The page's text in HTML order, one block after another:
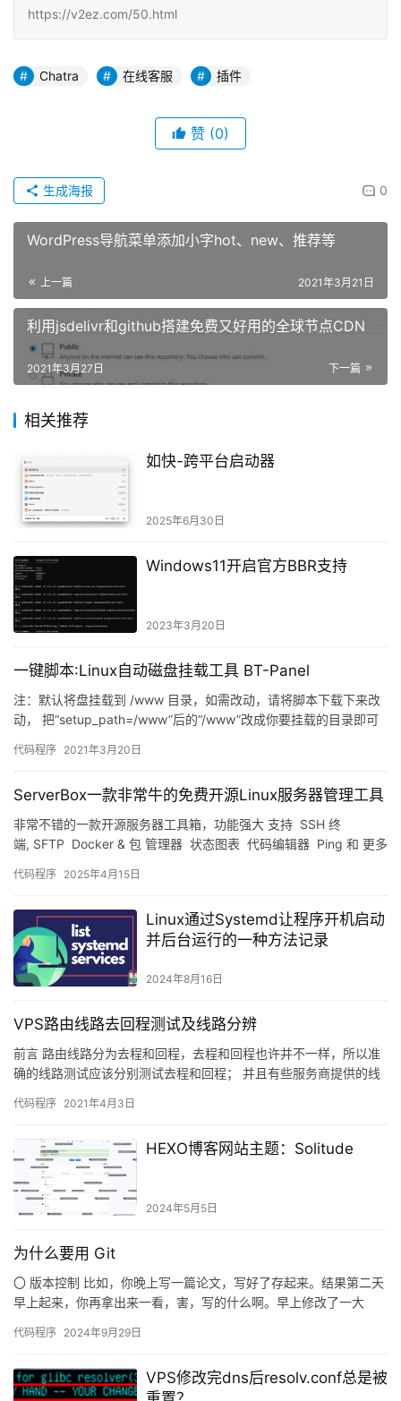
https://v2ez.com/50.html
Chatra 在线客服 插件
赞 (0)
0
生成海报
WordPress导航菜单添加小字hot、new、推荐等
上一篇 2021年3月21日
利用jsdelivr和github搭建免费又好用的全球节点CDN
下一篇
2021年3月27日
相关推荐
如快-跨平台启动器
2025年6月30日
Windows11开启官方BBR支持
2023年3月20日
一键脚本:Linux自动磁盘挂载工具 BT-Panel
注：默认将盘挂载到 /www 目录，如需改动，请将脚本下载下来改
动， 把“setup_path=/www”后的“/www”改成你要挂载的目录即可
代码程序 2021年3月20日
ServerBox一款非常牛的免费开源Linux服务器管理工具
非常不错的一款开源服务器工具箱，功能强大 支持 SSH 终
端, SFTP Docker & 包 管理器 状态图表 代码编辑器 Ping 和 更多
代码程序 2025年4月15日
Linux通过Systemd让程序开机启动
并后台运行的一种方法记录
2024年8月16日
VPS路由线路去回程测试及线路分辨
前言 路由线路分为去程和回程，去程和回程也许并不一样，所以准
确的线路测试应该分别测试去程和回程； 并且有些服务商提供的线
慢…
代码程序 2021年4月3日
HEXO博客网站主题：Solitude
2024年5月5日
为什么要用 Git
〇 版本控制 比如，你晚上写一篇论文，写好了存起来。结果第二天
早上起来，你再拿出来一看，害，写的什么啊。早上修改了一大
个写…
代码程序 2024年9月29日
VPS修改完dns后resolv.conf总是被